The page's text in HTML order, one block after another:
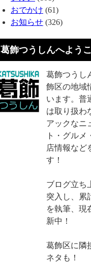
おでかけ (61)
お知らせ (326)
葛飾つうしんへよう
葛飾つうし
飾区の地域
います。普
は取り扱わ
アックなニ
ト・グルメ
店情報など
す！
ブログ立ち
突入し、累
を執筆、現
新中！
葛飾区に隣
ネタも！